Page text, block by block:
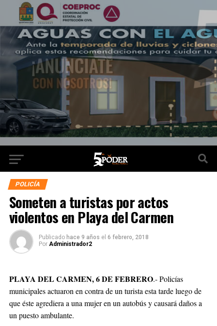
POLICÍA
Someten a turistas por actos
violentos en Playa del Carmen
Publicado hace 9 años el 6 febrero, 2018
Por Administrador2
PLAYA DEL CARMEN, 6 DE FEBRERO.- Policías
municipales actuaron en contra de un turista esta tarde luego de
que éste agrediera a una mujer en un autobús y causará daños a
un puesto ambulante.